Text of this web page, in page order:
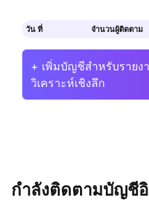
วัน ที่ จำนวนผู้ติดตาม
+ เพิ่มบัญชีสำหรับรายง
วิเคราะห์เชิงลึก
กำลังติดตามบัญชี